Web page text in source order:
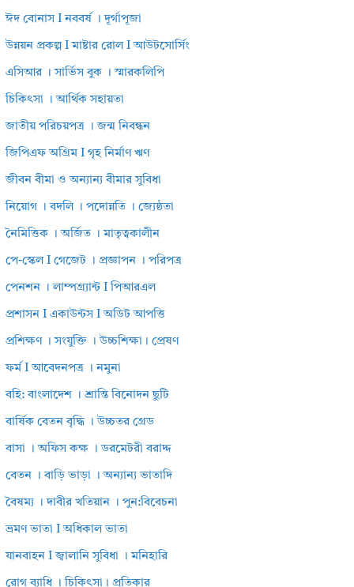
ঈদ বোনাস I নববর্ষ । দূর্গাপূজা
উন্নয়ন প্রকল্প I মাষ্টার রোল I আউটসোর্সিং
এসিআর । সার্ভিস বুক । স্মারকলিপি
চিকিৎসা । আর্থিক সহায়তা
জাতীয় পরিচয়পত্র । জন্ম নিবন্ধন
জিপিএফ অগ্রিম I গৃহ নির্মাণ ঋণ
জীবন বীমা ও অন্যান্য বীমার সুবিধা
নিয়োগ । বদলি । পদোন্নতি । জ্যেষ্ঠতা
নৈমিত্তিক । অর্জিত । মাতৃত্বকালীন
পে-স্কেল I গেজেট । প্রজ্ঞাপন । পরিপত্র
পেনশন । লাম্পগ্র্যান্ট I পিআরএল
প্রশাসন I একাউন্টস I অডিট আপত্তি
প্রশিক্ষণ । সংযুক্তি । উচ্চশিক্ষা। প্রেষণ
ফর্ম I আবেদনপত্র । নমুনা
বহি: বাংলাদেশ । শ্রান্তি বিনোদন ছুটি
বার্ষিক বেতন বৃদ্ধি । উচ্চতর গ্রেড
বাসা । অফিস কক্ষ । ডরমেটরী বরাদ্দ
বেতন । বাড়ি ভাড়া । অন্যান্য ভাতাদি
বৈষম্য । দাবীর খতিয়ান । পুন:বিবেচনা
ভ্রমণ ভাতা I অধিকাল ভাতা
যানবাহন I জ্বালানি সুবিধা । মনিহারি
রোগ ব্যাধি । চিকিৎসা। প্রতিকার